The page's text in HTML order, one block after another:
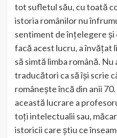
tot sufletul său, cu toată
istoria românilor nu
sentiment de înțelegere și
facă acest lucru, a învățat
să simtă limba română. Nu
traducători ca să își scrie
românește încă din anii
această lucrare a
toți intelectualii sau,
istoricii care știu ce